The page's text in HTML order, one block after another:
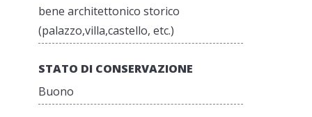
bene architettonico storico
(palazzo,villa,castello, etc.)
STATO DI CONSERVAZIONE
Buono